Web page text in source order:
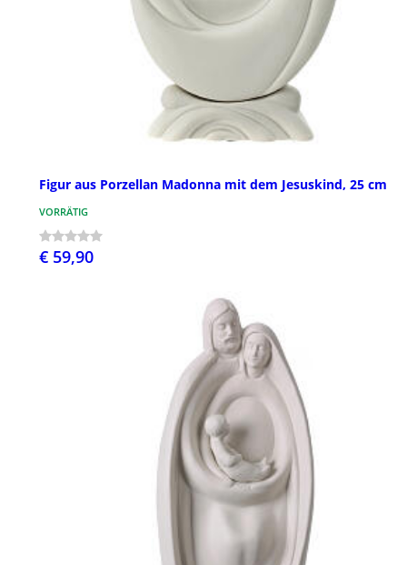
Figur aus Porzellan Madonna mit dem Jesuskind, 25 cm
VORRÄTIG
€ 59,90